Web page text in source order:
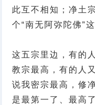
此互不相知；净土
个“南无阿弥陀佛”
这五宗里边，有的
教宗最高，有的人
说我密宗最高，修
是最第一了、最高